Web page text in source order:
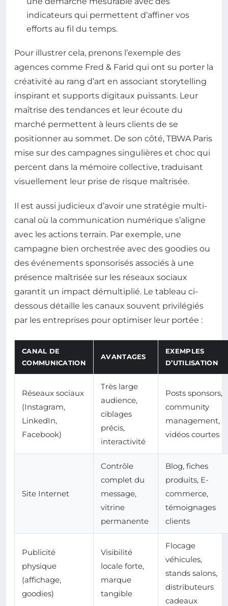
indicateurs qui permettent d’affiner vos
efforts au fil du temps.
Pour illustrer cela, prenons l’exemple des
agences comme Fred & Farid qui ont su porter la
créativité au rang d’art en associant storytelling
inspirant et supports digitaux puissants. Leur
maîtrise des tendances et leur écoute du
marché permettent à leurs clients de se
positionner au sommet. De son côté, TBWA Paris
mise sur des campagnes singulières et choc qui
percent dans la mémoire collective, traduisant
visuellement leur prise de risque maîtrisée.
Il est aussi judicieux d’avoir une stratégie multi-
canal où la communication numérique s’aligne
avec les actions terrain. Par exemple, une
campagne bien orchestrée avec des goodies ou
des événements sponsorisés associés à une
présence maîtrisée sur les réseaux sociaux
garantit un impact démultiplié. Le tableau ci-
dessous détaille les canaux souvent privilégiés
par les entreprises pour optimiser leur portée :
CANAL DE
COMMUNICATION
AVANTAGES
EXEMPLES
D’UTILISATION
Réseaux sociaux
(Instagram,
LinkedIn,
Facebook)
Très large
audience,
ciblages
précis,
interactivité
Posts sponsors,
community
management,
vidéos courtes
Site Internet
Contrôle
complet du
message,
vitrine
permanente
Blog, fiches
produits, E-
commerce,
témoignages
clients
Publicité
physique
(affichage,
goodies)
Visibilité
locale forte,
marque
tangible
Flocage
véhicules,
stands salons,
distributeurs
cadeaux